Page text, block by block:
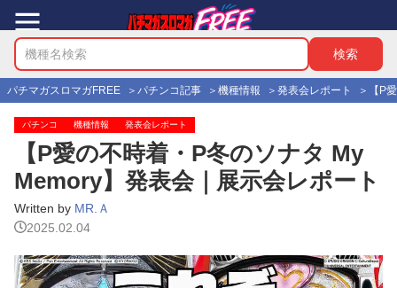
パチマガスロマガFREE パチンコ記事 機種情報 発表会レポート 【P
パチンコ 機種情報 発表会レポート
【P愛の不時着・P冬のソナタ My
Memory】発表会｜展示会レポート
Written by MR.Ａ
2025.02.04